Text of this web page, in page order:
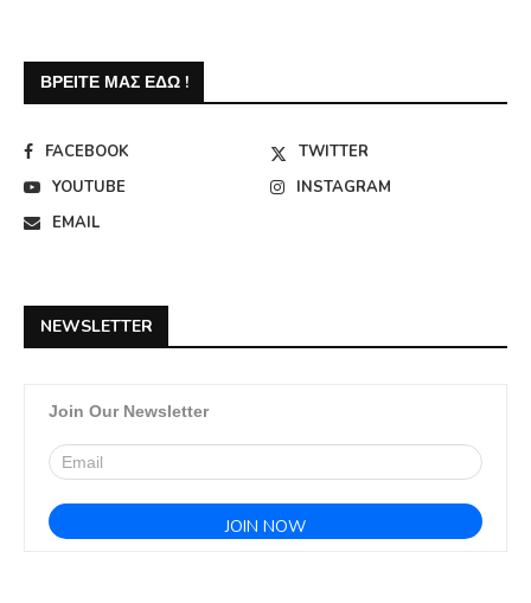
ΒΡΕΊΤΕ ΜΑΣ ΕΔΏ !
FACEBOOK
TWITTER
YOUTUBE
INSTAGRAM
EMAIL
NEWSLETTER
Join Our Newsletter